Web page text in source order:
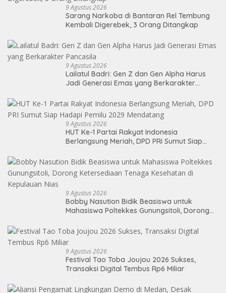
9 Agustus 2026
Sarang Narkoba di Bantaran Rel Tembung
Kembali Digerebek, 3 Orang Ditangkap
9 Agustus 2026
Lailatul Badri: Gen Z dan Gen Alpha Harus
Jadi Generasi Emas yang Berkarakter
9 Agustus 2026
HUT Ke-1 Partai Rakyat Indonesia
Berlangsung Meriah, DPD PRI Sumut Siap
9 Agustus 2026
Bobby Nasution Bidik Beasiswa untuk
Mahasiswa Poltekkes Gunungsitoli, Dorong
Kepulauan Nias
9 Agustus 2026
Festival Tao Toba Joujou 2026 Sukses,
Transaksi Digital Tembus Rp6 Miliar